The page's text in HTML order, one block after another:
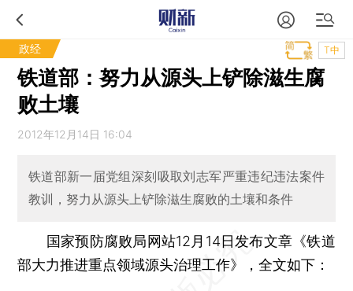
政经 T中
铁道部：努力从源头上铲除滋生腐
败土壤
2012年12月14日 16:04
铁道部新一届党组深刻吸取刘志军严重违纪违法案件
教训，努力从源头上铲除滋生腐败的土壤和条件
国家预防腐败局网站12月14日发布文章《铁道
部大力推进重点领域源头治理工作》，全文如下：